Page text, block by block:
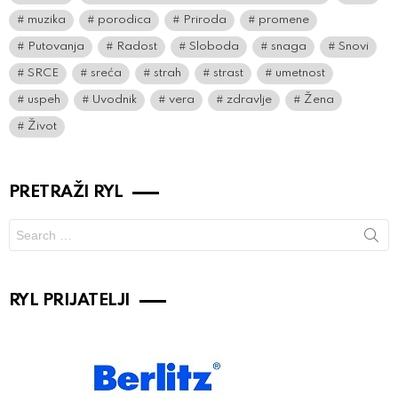
muzika porodica Priroda promene
Putovanja Radost Sloboda snaga Snovi
SRCE sreća strah strast umetnost
uspeh Uvodnik vera zdravlje Žena
Život
PRETRAŽI RYL
for:
RYL PRIJATELJI